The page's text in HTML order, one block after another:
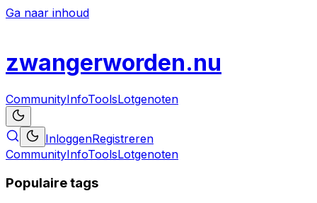
Ga naar inhoud
zwangerworden.nu
CommunityInfoToolsLotgenoten
InloggenRegistreren
CommunityInfoToolsLotgenoten
Populaire tags